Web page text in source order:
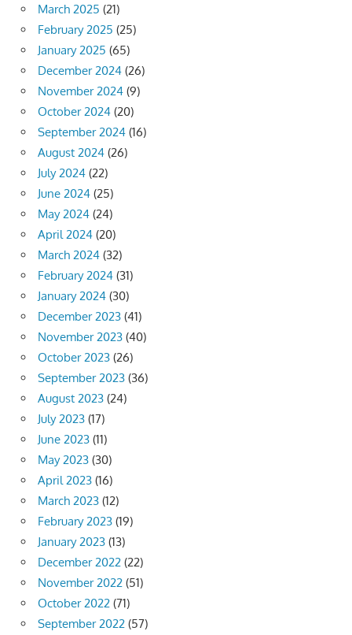
March 2025 (21)
February 2025 (25)
January 2025 (65)
December 2024 (26)
November 2024 (9)
October 2024 (20)
September 2024 (16)
August 2024 (26)
July 2024 (22)
June 2024 (25)
May 2024 (24)
April 2024 (20)
March 2024 (32)
February 2024 (31)
January 2024 (30)
December 2023 (41)
November 2023 (40)
October 2023 (26)
September 2023 (36)
August 2023 (24)
July 2023 (17)
June 2023 (11)
May 2023 (30)
April 2023 (16)
March 2023 (12)
February 2023 (19)
January 2023 (13)
December 2022 (22)
November 2022 (51)
October 2022 (71)
September 2022 (57)